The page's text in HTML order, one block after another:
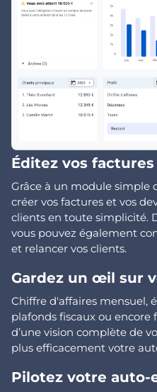
Éditez vos
Grâce à un module simple
créer vos factures et vos
clients en toute simplicité.
vous pouvez également
et relancer vos clients.
Gardez un œil sur
Chiffre d'affaires mensuel,
plafonds fiscaux ou
d’une vision complète de
plus efficacement votre
Pilotez votre auto-